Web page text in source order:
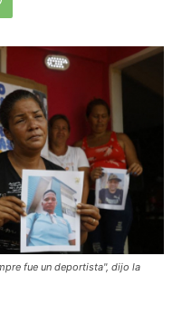
fue un deportista", dijo la